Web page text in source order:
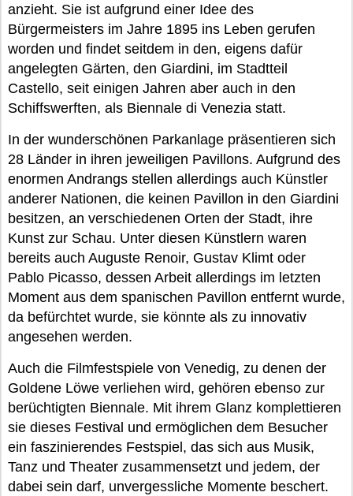
anzieht. Sie ist aufgrund einer Idee des
Bürgermeisters im Jahre 1895 ins Leben gerufen
worden und findet seitdem in den, eigens dafür
angelegten Gärten, den Giardini, im Stadtteil
Castello, seit einigen Jahren aber auch in den
Schiffswerften, als Biennale di Venezia statt.
In der wunderschönen Parkanlage präsentieren sich
28 Länder in ihren jeweiligen Pavillons. Aufgrund des
enormen Andrangs stellen allerdings auch Künstler
anderer Nationen, die keinen Pavillon in den Giardini
besitzen, an verschiedenen Orten der Stadt, ihre
Kunst zur Schau. Unter diesen Künstlern waren
bereits auch Auguste Renoir, Gustav Klimt oder
Pablo Picasso, dessen Arbeit allerdings im letzten
Moment aus dem spanischen Pavillon entfernt wurde,
da befürchtet wurde, sie könnte als zu innovativ
angesehen werden.
Auch die Filmfestspiele von Venedig, zu denen der
Goldene Löwe verliehen wird, gehören ebenso zur
berüchtigten Biennale. Mit ihrem Glanz komplettieren
sie dieses Festival und ermöglichen dem Besucher
ein faszinierendes Festspiel, das sich aus Musik,
Tanz und Theater zusammensetzt und jedem, der
dabei sein darf, unvergessliche Momente beschert.